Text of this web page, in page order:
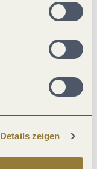
Details zeigen